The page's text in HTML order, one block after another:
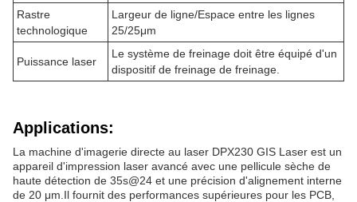
Rastre
technologique
Largeur de ligne/Espace entre les lignes
25/25μm
Puissance laser
Le système de freinage doit être équipé d'un
dispositif de freinage de freinage.
Applications:
La machine d'imagerie directe au laser DPX230 GIS Laser est un
appareil d'impression laser avancé avec une pellicule sèche de
haute détection de 35s@24 et une précision d'alignement interne
de 20 μm.Il fournit des performances supérieures pour les PCB,